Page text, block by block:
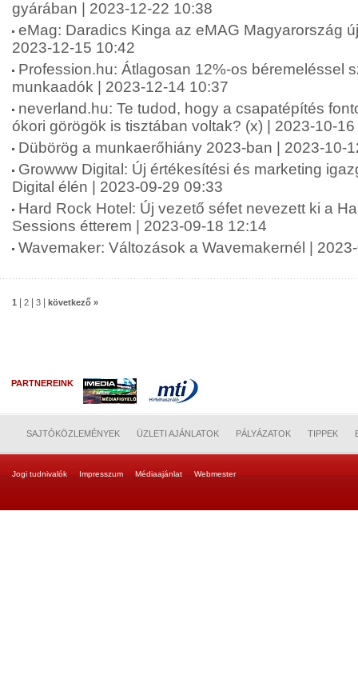
gyárában | 2023-12-22 10:38
eMag: Daradics Kinga az eMAG Magyarország
2023-12-15 10:42
Profession.hu: Átlagosan 12%-os béremeléssel
munkaadók | 2023-12-14 10:37
neverland.hu: Te tudod, hogy a csapatépítés
ókori görögök is tisztában voltak? (x) | 2023-10-
Dübörög a munkaerőhiány 2023-ban | 2023-10-
Growww Digital: Új értékesítési és marketing
Digital élén | 2023-09-29 09:33
Hard Rock Hotel: Új vezető séfet nevezett ki a
Sessions étterem | 2023-09-18 12:14
Wavemaker: Változások a Wavemakernél |
1 2 3 következő »
PARTNEREINK
SAJTÓKÖZLEMÉNYEK ÜZLETI AJÁNLATOK PÁLYÁZATOK TIPPEK
Jogi tudnivalók Impresszum Médiaajánlat Webmester